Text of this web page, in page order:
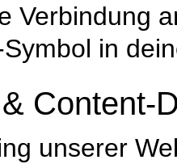
Verbindung
in
Content-
unserer